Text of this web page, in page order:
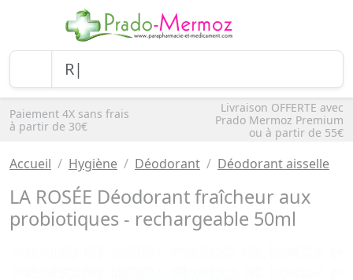
Paiement 4X sans frais
à partir de 30€
Livraison OFFERTE avec
Prado Mermoz Premium
ou à partir de 55€
Accueil Hygiène Déodorant Déodorant aisselle
LA ROSÉE Déodorant fraîcheur aux
probiotiques - rechargeable 50ml